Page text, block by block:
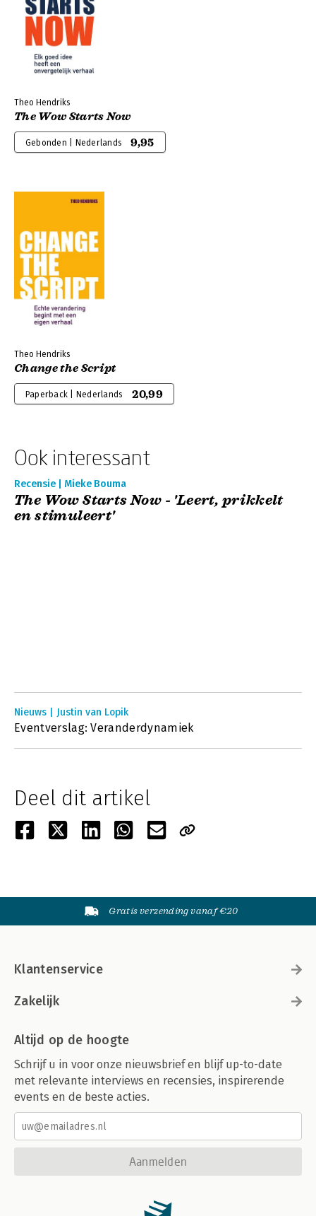
Theo Hendriks
The Wow Starts Now
Gebonden | Nederlands 9,95
Theo Hendriks
Change the Script
Paperback | Nederlands 20,99
Ook interessant
Recensie | Mieke Bouma
The Wow Starts Now - 'Leert, prikkelt
en stimuleert'
Nieuws | Justin van Lopik
Eventverslag: Veranderdynamiek
Deel dit artikel
Gratis verzending vanaf €20
Klantenservice
Zakelijk
Altijd op de hoogte
Schrijf u in voor onze nieuwsbrief en blijf up-to-date
met relevante interviews en recensies, inspirerende
events en de beste acties.
Aanmelden